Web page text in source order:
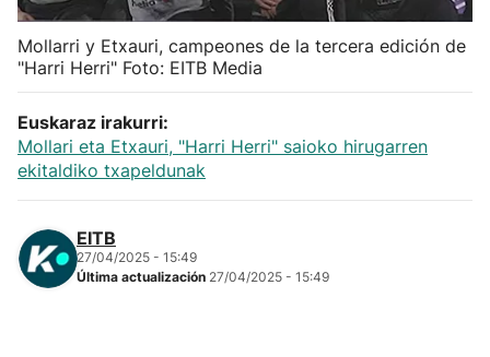
Carreras de montaña
Más deportes
"Helmuga"
Mollarri y Etxauri, campeones de la tercera edición de
"Harri Herri" Foto: EITB Media
Euskaraz irakurri:
Mollari eta Etxauri, "Harri Herri" saioko hirugarren
ekitaldiko txapeldunak
EITB
27/04/2025 - 15:49
Última actualización 27/04/2025 - 15:49